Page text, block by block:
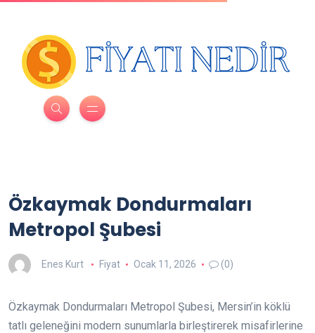
Özkaymak Dondurmaları
Metropol Şubesi
Enes Kurt Fiyat Ocak 11, 2026 (0)
Özkaymak Dondurmaları Metropol Şubesi, Mersin’in köklü
tatlı geleneğini modern sunumlarla birleştirerek misafirlerine